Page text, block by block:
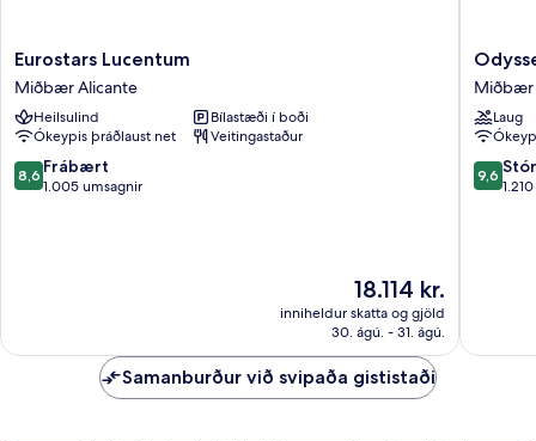
Eurostars
Lucentum
Miðbær
Alicante
Eurostars Lucentum
Miðbær Alicante
Heilsulind
Bílastæði í boði
Ókeypis þráðlaust net
Veitingastaður
8.6
af
8,6 Frábært
1.005 umsagnir
Verðið
er
18.114 kr.
18.114 kr.
inniheldur skatta og gjöld
30. ágú. - 31. ágú.
Rooms
Miðbær
Alicante
Miðbær
Laug
9.6
af
9,6
Samanburður við svipaða gististaði